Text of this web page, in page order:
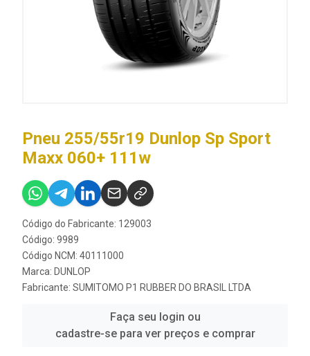
Pneu 255/55r19 Dunlop Sp Sport
Maxx 060+ 111w
Código do Fabricante: 129003
Código: 9989
Código NCM: 40111000
Marca: DUNLOP
Fabricante: SUMITOMO P1 RUBBER DO BRASIL LTDA
Faça seu login ou
cadastre-se para ver preços e comprar